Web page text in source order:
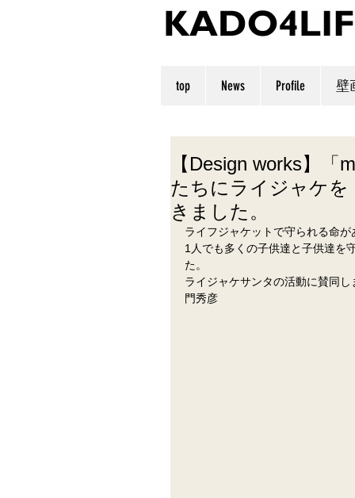
top News Profile 壁
【Design works】
たちにライジャケ
きました。
ライフジャケットで守られる命が
1人でも多くの子供達と子供達を
た。
ライジャケサンタの活動に賛同し
門秀彦